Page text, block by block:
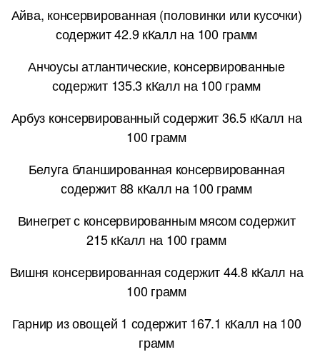
Айва, консервированная (половинки или кусочки)
содержит 42.9 кКалл на 100 грамм
Анчоусы атлантические, консервированные
содержит 135.3 кКалл на 100 грамм
Арбуз консервированный содержит 36.5 кКалл на
100 грамм
Белуга бланшированная консервированная
содержит 88 кКалл на 100 грамм
Винегрет с консервированным мясом содержит
215 кКалл на 100 грамм
Вишня консервированная содержит 44.8 кКалл на
100 грамм
Гарнир из овощей 1 содержит 167.1 кКалл на 100
грамм